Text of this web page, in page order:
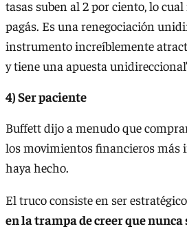
tasas suben al 2 por ciento, lo
pagás. Es una renegociación
instrumento increíblemente
y tiene una apuesta
4) Ser paciente
Buffett dijo a menudo que
los movimientos financieros más
haya hecho.
El truco consiste en ser
en la trampa de creer que